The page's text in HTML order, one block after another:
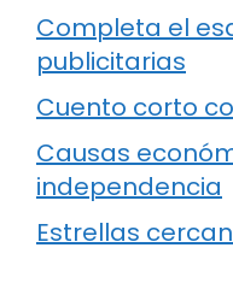
Completa el
publicitarias
Cuento corto
Causas
independencia
Estrellas